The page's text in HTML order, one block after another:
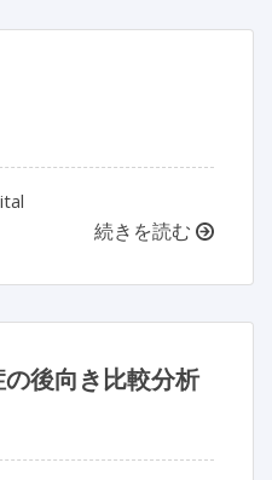
続きを読む
後向き比較分析